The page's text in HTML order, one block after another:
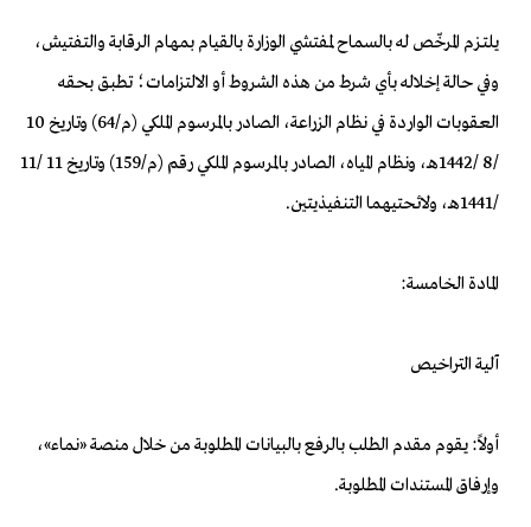
يلتـزم المرخّص له بالسماح لمفتشي الوزارة بالقيام بمهام الرقابة والتفتيش،
وفي حالة إخلاله بأي شرط من هذه الشروط أو الالتزامات؛ تطبق بحقه
العقوبات الواردة في نظام الزراعة، الصادر بالمرسوم الملكي (م/64) وتاريخ 10
/8 /1442هـ، ونظام المياه، الصادر بالمرسوم الملكي رقم (م/159) وتاريخ 11 /11
/1441هـ، ولائحتيهما التنفيذيتين.
المادة الخامسة:
آلية التراخيص
أولاً: يقوم مقدم الطلب بالرفع بالبيانات المطلوبة من خلال منصة «نماء»،
وإرفاق المستندات المطلوبة.